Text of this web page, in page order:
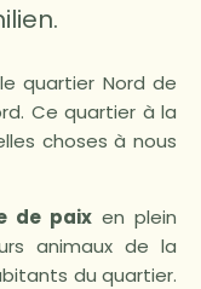
quartier Nord de
Ce quartier à la
choses à nous
de paixen plein
animaux de la
du quartier.